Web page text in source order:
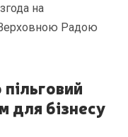
на
Верховною Радою
для бізнесу